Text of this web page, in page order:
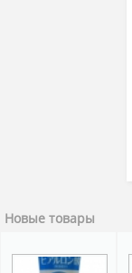
Новые товары